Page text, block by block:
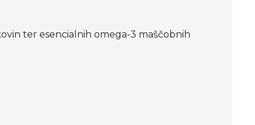
ter esencialnih omega-3 maščobnih